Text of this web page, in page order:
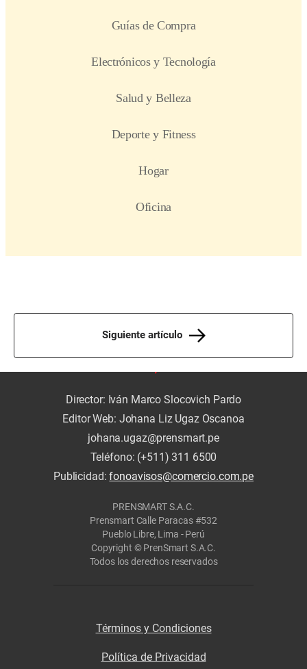
Siguiente artículo
Director: Iván Marco Slocovich Pardo
Editor Web: Johana Liz Ugaz Oscanoa
johana.ugaz@prensmart.pe
Teléfono: (+511) 311 6500
Publicidad:fonoavisos@comercio.com.pe
PRENSMART S.A.C.
Prensmart Calle Paracas #532
Pueblo Libre, Lima - Perú
Copyright © PrenSmart S.A.C.
Todos los derechos reservados
Términos y Condiciones
Política de Privacidad